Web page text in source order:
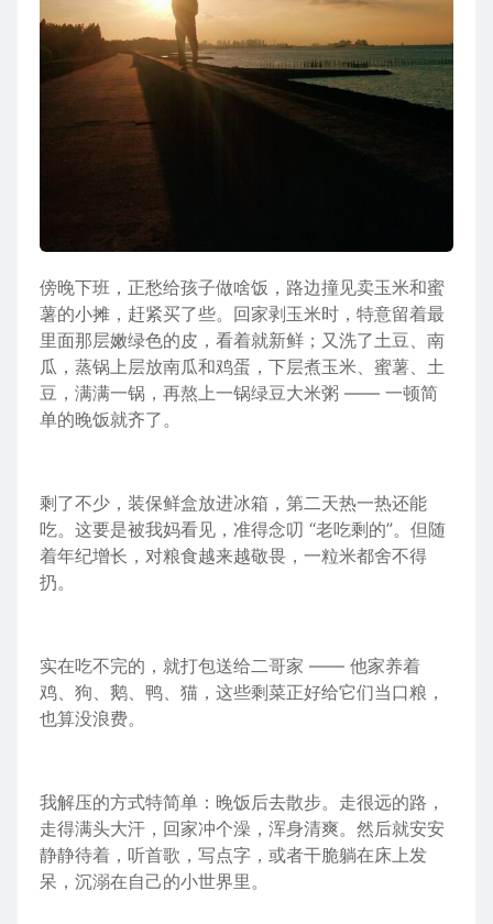
傍晚下班，正愁给孩子做啥饭，路边撞见卖玉米和蜜
薯的小摊，赶紧买了些。回家剥玉米时，特意留着最
里面那层嫩绿色的皮，看着就新鲜；又洗了土豆 、南
瓜，蒸锅上层放南瓜和鸡蛋 ，下层煮玉米、蜜薯、土
豆，满满一锅，再熬上一锅绿豆大米粥 —— 一顿简
单的晚饭就齐了。
剩了不少，装保鲜盒放进冰箱 ，第二天热一热还能
吃。这要是被我妈看见，准得念叨 “老吃剩的”。但随
着年纪增长，对粮食越来越敬畏，一粒米都舍不得
扔。
实在吃不完的，就打包送给二哥家 —— 他家养着
鸡
狗 、鹅、鸭、 猫 ，这些剩菜正好给它们当口粮，
也算没浪费。
我解压的方式特简单：晚饭后去散步。走很远的路，
走得满头大汗，回家冲个澡，浑身清爽。然后就安安
静静待着，听首歌，写点字，或者干脆躺在床上发
呆，沉溺在自己的小世界里。